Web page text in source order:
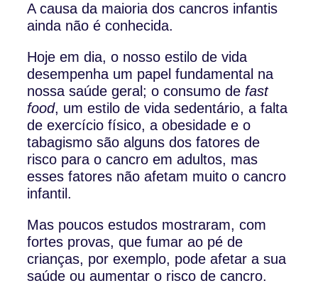
A causa da maioria dos cancros infantis
ainda não é conhecida.
Hoje em dia, o nosso estilo de vida
desempenha um papel fundamental na
nossa saúde geral; o consumo de fast
food, um estilo de vida sedentário, a falta
de exercício físico, a obesidade e o
tabagismo são alguns dos fatores de
risco para o cancro em adultos, mas
esses fatores não afetam muito o cancro
infantil.
Mas poucos estudos mostraram, com
fortes provas, que fumar ao pé de
crianças, por exemplo, pode afetar a sua
saúde ou aumentar o risco de cancro.